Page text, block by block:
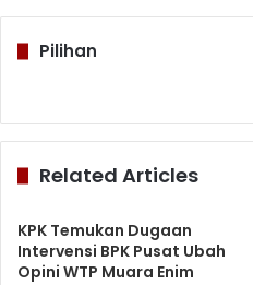
Pilihan
Related Articles
KPK Temukan Dugaan
Intervensi BPK Pusat Ubah
Opini WTP Muara Enim